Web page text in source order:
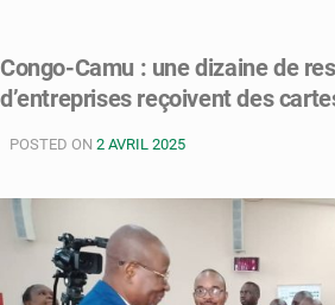
travail
:
Ayessa
sur
avancés
dans
les
Congo-Camu : une dizaine de
d’entreprises reçoivent des
POSTED ON 2 AVRIL 2025